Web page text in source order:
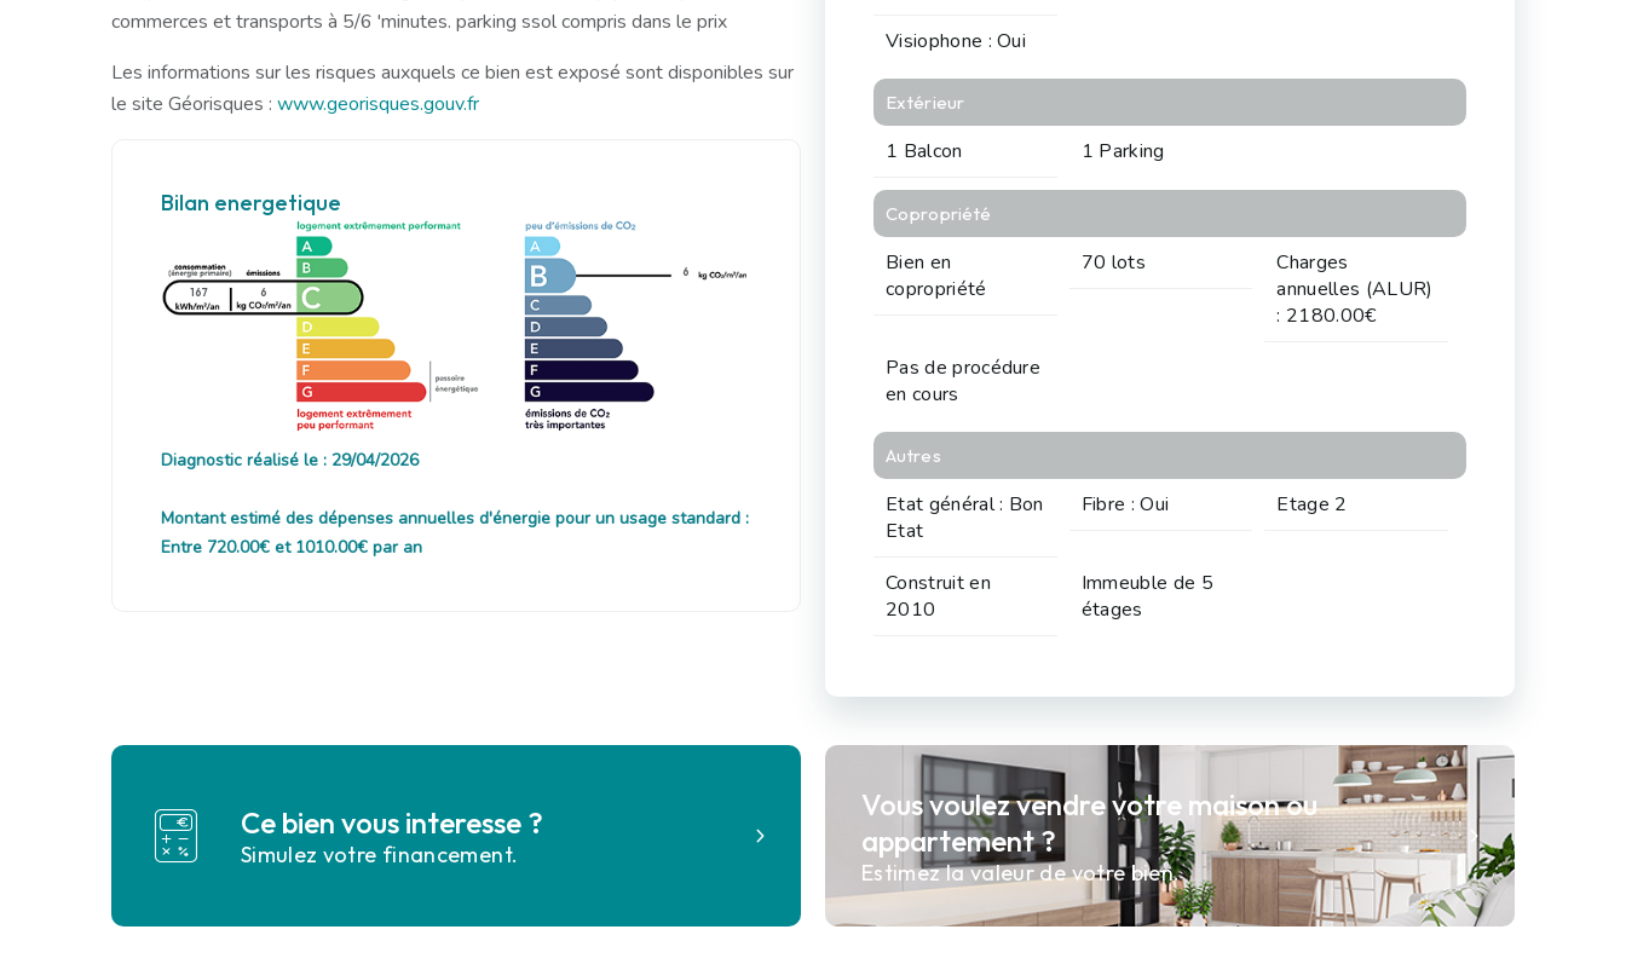
commerces et transports à 5/6 'minutes. parking ssol compris dans le prix
Les informations sur les risques auxquels ce bien est exposé sont disponibles sur
le site Géorisques : www.georisques.gouv.fr
Bilan energetique
167 6
6
Diagnostic réalisé le : 29/04/2026
Montant estimé des dépenses annuelles d'énergie pour un usage standard :
Entre 720.00€ et 1010.00€ par an
Visiophone : Oui
Extérieur
1 Balcon 1 Parking
Copropriété
Bien en
copropriété
70 lots
Charges
annuelles (ALUR)
: 2180.00€
Pas de procédure
en cours
Autres
Etat général : Bon
Etat
Fibre : Oui Etage 2
Construit en
2010
Immeuble de 5
étages
Ce bien vous interesse ?
Simulez votre financement.
Vous voulez vendre votre maison ou
appartement ?
Estimez la valeur de votre bien.